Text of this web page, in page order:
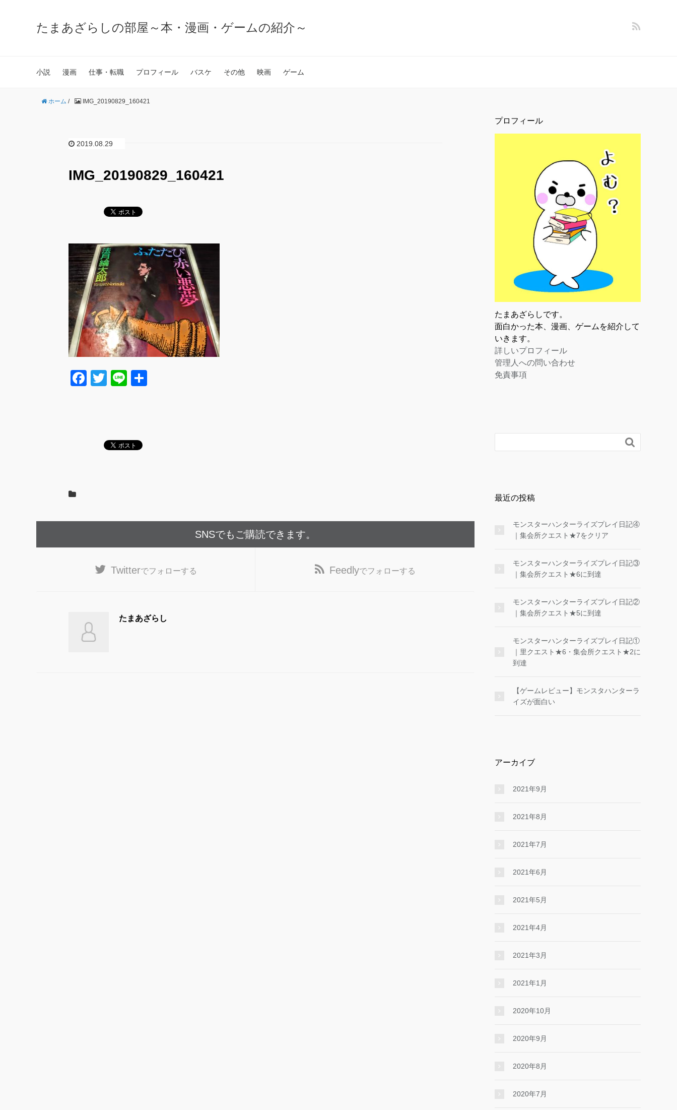
たまあざらしの部屋～本・漫画・ゲームの紹介～
小説 漫画 仕事・転職 プロフィール バスケ その他 映画 ゲーム
ホーム / IMG_20190829_160421
2019.08.29
IMG_20190829_160421
F
T
Li
SNSでもご購読できます。
Twitterでフォローする Feedlyでフォローする
たまあざらし
プロフィール
たまあざらしです。
面白かった本、漫画、ゲームを紹介して
いきます。
詳しいプロフィール
管理人への問い合わせ
免責事項

最近の投稿
モンスターハンターライズプレイ日記④
｜集会所クエスト★7をクリア
モンスターハンターライズプレイ日記③
｜集会所クエスト★6に到達
モンスターハンターライズプレイ日記②
｜集会所クエスト★5に到達
モンスターハンターライズプレイ日記①
｜里クエスト★6・集会所クエスト★2に
到達
【ゲームレビュー】モンスタハンターラ
イズが面白い
アーカイブ
2021年9月
2021年8月
2021年7月
2021年6月
2021年5月
2021年4月
2021年3月
2021年1月
2020年10月
2020年9月
2020年8月
2020年7月